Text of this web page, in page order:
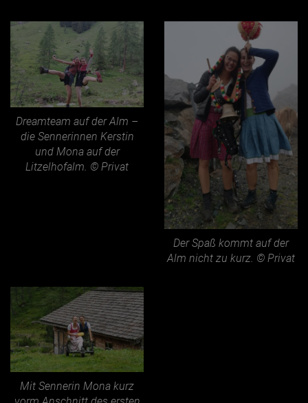
Dreamteam auf der Alm –
die Sennerinnen Kerstin
und Mona auf der
Litzelhofalm. © Privat
Der Spaß kommt auf der
Alm nicht zu kurz. © Privat
Mit Sennerin Mona kurz